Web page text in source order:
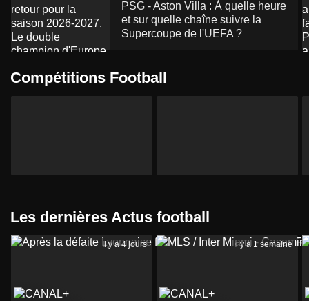
PSG - Aston Villa : À quelle heure
et sur quelle chaîne suivre la
Supercoupe de l'UEFA ?
Compétitions Football
Les dernières Actus football
Il y a 4 jours Il y a 1 semaine